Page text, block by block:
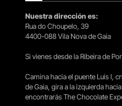
Nuestra dirección es:
Rua do Choupelo, 39
4400-088 Vila Nova de Gaia
Si vienes desde la Ribeira de
Camina hacia el puente Luís I,
de Gaia, gira a la izquierda
encontrarás The Chocolate